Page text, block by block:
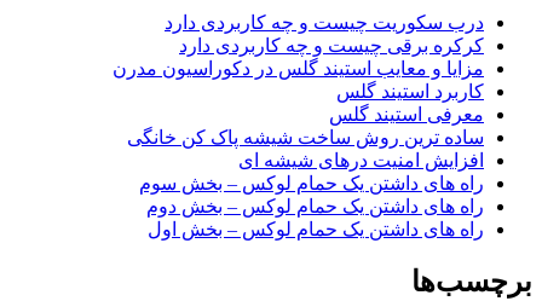
درب سکوریت چیست و چه کاربردی دارد
کرکره برقی چیست و چه کاربردی دارد
مزایا و معایب استیند گلس در دکوراسیون مدرن
کاربرد استیند گلس
معرفی استیند گلس
ساده ترین روش ساخت شیشه پاک کن خانگی
افزایش امنیت درهای شیشه ای
راه های داشتن یک حمام لوکس – بخش سوم
راه های داشتن یک حمام لوکس – بخش دوم
راه های داشتن یک حمام لوکس – بخش اول
برچسب‌ها